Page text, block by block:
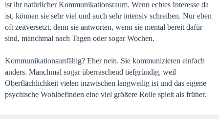
ist ihr natürlicher Kommunikationsraum. Wenn echtes Interesse da
ist, können sie sehr viel und auch sehr intensiv schreiben. Nur eben
oft zeitversetzt, denn sie antworten, wenn sie mental bereit dafür
sind, manchmal nach Tagen oder sogar Wochen.
Kommunikationsunfähig? Eher nein. Sie kommunizieren einfach
anders. Manchmal sogar überraschend tiefgründig, weil
Oberflächlichkeit vielen inzwischen langweilig ist und das eigene
psychische Wohlbefinden eine viel größere Rolle spielt als früher.